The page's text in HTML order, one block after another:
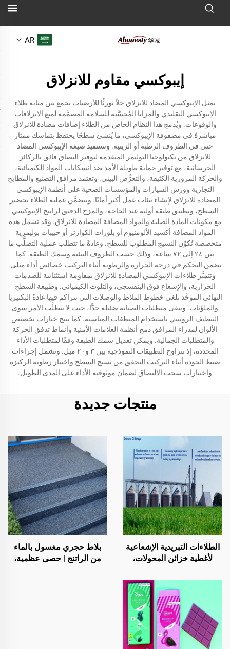
AR
إيبوكسي مقاوم للانزلاق
يمثل الإيبوكسي المضاد للانزلاق حلاً ثوريًّا للأرضيات يجمع بين متانة طلاء
الإيبوكسي التقليدي والمزايا المُحسَّنة للسلامة المصمَّمة لمنع الانزلاقات
والوقوعات. ويُدمج هذا النظام الخاص من الطلاء إضافات مضادة للانزلاق
مباشرةً في مصفوفة الإيبوكسي، ما يُنشئ سطحًا يحتفظ بتماسك ممتاز
حتى في الظروف الرطبة أو الزيتية. وتستفيد صيغة الإيبوكسي المضاد
للانزلاق من تكنولوجيا البوليمر المتقدمة لتوفير التصاق فائق بالركائز
الخرسانية، مع توفير حماية طويلة الأمد ضد انسكابات المواد الكيميائية،
والحركة المرورية الكثيفة، والتعرُّض البيئي. وتعتمد مرافق التصنيع والمطابخ
التجارية وورش السيارات والمؤسسات الصحية على أنظمة الإيبوكسي
المضادة للانزلاق لإنشاء بيئات عمل أكثر أمانًا. ويتضمَّن عملية الطلاء تحضير
السطح، وتطبيق طبقة أولية عند الحاجة، والمزج الدقيق لراتنج الإيبوكسي
مع مكونات المادة الصلبة والمواد المضافة المضادة للانزلاق. وقد تشمل هذه
المواد المضافة أكسيد الألومنيوم أو بلورات الكوارتز أو حبيبات بوليمرية
متخصصة تُكوِّن النسيج المطلوب للسطح. وعادةً ما تتطلب عملية التصلُّب ما
بين ٢٤ إلى ٧٢ ساعة، وذلك حسب الظروف البيئية وسمك الطبقة. كما
يضمن التحكم في درجة الحرارة والرطوبة أثناء التركيب خصائص أداء مثلى.
وتتميَّز طلاءات الإيبوكسي المضادة للانزلاق بمقاومة استثنائية للصدمات
الحرارية، والإشعاع فوق البنفسجي، والتلوث الكيميائي. وطبيعة السطح
النهائي الموحَّد تلغي خطوط الملاط والوصلات التي تتراكم فيها عادةً البكتيريا
والملوِّثات. وتبقى متطلبات الصيانة ضئيلة جدًّا، حيث لا يتطلَّب الأمر سوى
التنظيف الروتيني باستخدام المنظفات المناسبة. كما تتيح خيارات تخصيص
الألوان لمدراء المرافق دمج أنظمة العلامات الأمنية وأنماط تدفق الحركة
والمتطلبات الجمالية. ويمكن تعديل سمك الطبقة وفقًا لمتطلبات الأداء
المحددة، إذ تتراوح التطبيقات النموذجية بين ٣ و٢٠ ميل. وتشمل إجراءات
ضبط الجودة أثناء التركيب التحقق من نسيج السطح واختبار رطوبة الركيزة
واختبارات سحب الالتصاق لضمان موثوقية الأداء على المدى الطويل.
منتجات جديدة
الطلاءات التبريدية الإشعاعية
لأغطية خزائن المحولات،
الصلب الملونة، وصوامع
تخزين الحبوب، وخزانات
تخزين النفط
بلاط حجري مغسول بالماء
من الراتنج | حصى عظمية،